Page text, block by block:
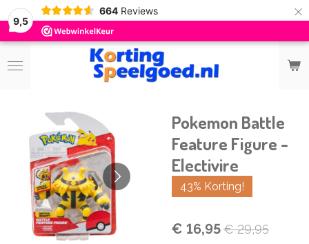
9,5
664 Reviews ×
Pokemon Battle
Feature Figure -
Electivire
43% Korting!
€ 16,95€ 29,95